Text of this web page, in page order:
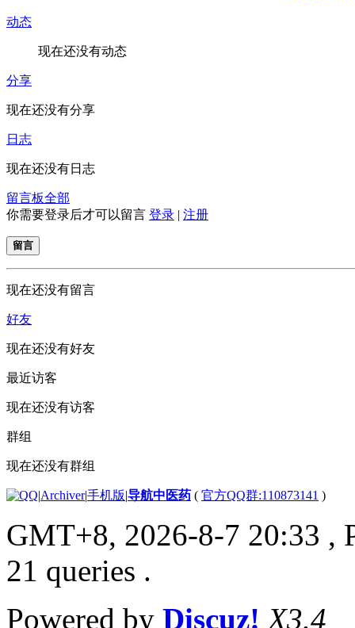
动态
现在还没有动态
分享
现在还没有分享
日志
现在还没有日志
留言板全部
你需要登录后才可以留言 登录 | 注册
留言
现在还没有留言
好友
现在还没有好友
最近访客
现在还没有访客
群组
现在还没有群组
|Archiver|手机版|导航中医药 ( 官方QQ群:110873141 )
GMT+8, 2026-8-7 20:33 ,
21 queries .
Powered by Discuz! X3.4